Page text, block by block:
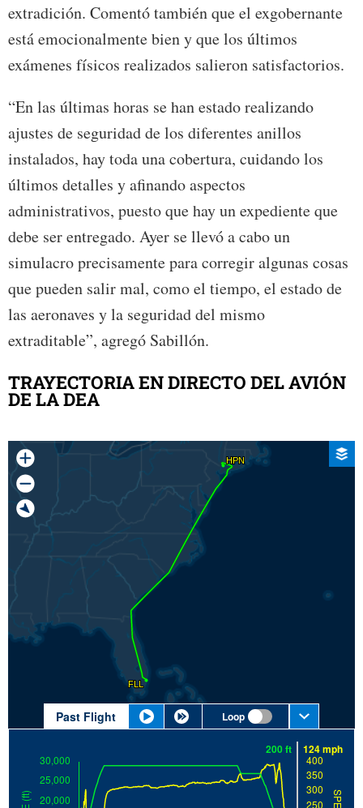
extradición. Comentó también que el exgobernante
está emocionalmente bien y que los últimos
exámenes físicos realizados salieron satisfactorios.
“En las últimas horas se han estado realizando
ajustes de seguridad de los diferentes anillos
instalados, hay toda una cobertura, cuidando los
últimos detalles y afinando aspectos
administrativos, puesto que hay un expediente que
debe ser entregado. Ayer se llevó a cabo un
simulacro precisamente para corregir algunas cosas
que pueden salir mal, como el tiempo, el estado de
las aeronaves y la seguridad del mismo
extraditable”, agregó Sabillón.
TRAYECTORIA EN DIRECTO DEL AVIÓN
DE LA DEA